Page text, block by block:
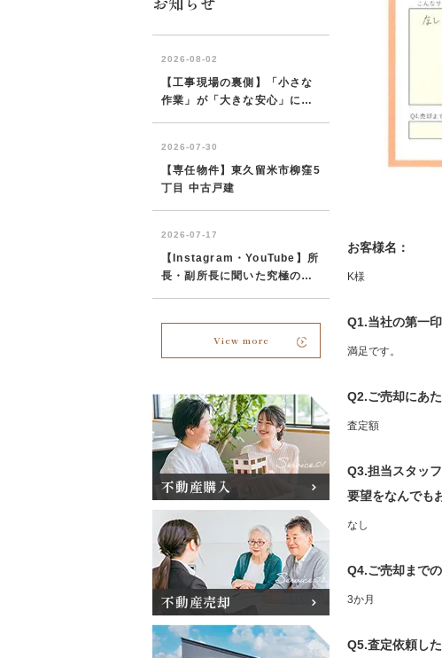
お客様名：
K様
Q1.当社の第一
満足です。
Q2.ご売却にあ
査定額
Q3.担当スタッ
要望をなんでも
なし
Q4.ご売却までの
3か月
Q5.査定依頼した
View more
不動産購入
不動産売却